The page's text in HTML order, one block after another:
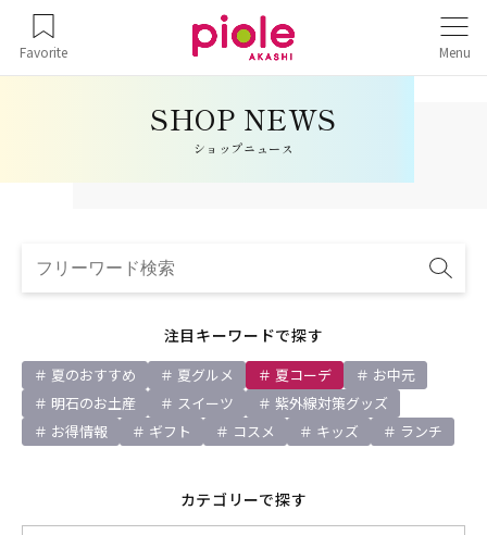
Favorite Menu
ショップニュース
注目キーワードで探す
夏のおすすめ 夏グルメ 夏コーデ
お中元
明石のお土産
スイーツ
紫外線対策グッズ
お得情報
ギフト コスメ キッズ ランチ
カテゴリーで探す